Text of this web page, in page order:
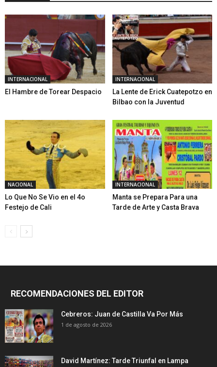
INTERNACIONAL
El Hambre de Torear Despacio
INTERNACIONAL
La Lente de Erick Cuatepotzo en
Bilbao con la Juventud
NACIONAL
Lo Que No Se Vio en el 4o
Festejo de Cali
INTERNACIONAL
Manta se Prepara Para una
Tarde de Arte y Casta Brava
RECOMENDACIONES DEL EDITOR
Cebreros: Juan de Castilla Va Por Más
1 de agosto de 2026
David Martínez: Tarde Triunfal en Lampa